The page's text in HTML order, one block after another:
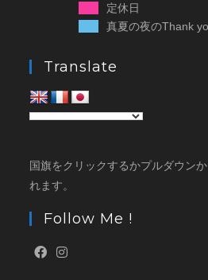
定休日
真夏の夜のThank
Translate
国旗をクリックするかプルダウン
れます。
Follow Me !